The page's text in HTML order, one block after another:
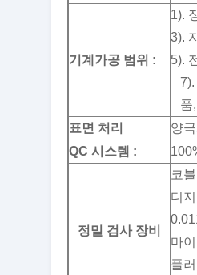
기계가공 범위 :
1).
3).
5).
품
표면 처리
양
QC 시스템 :
정밀 검사 장비
코
디
마
플